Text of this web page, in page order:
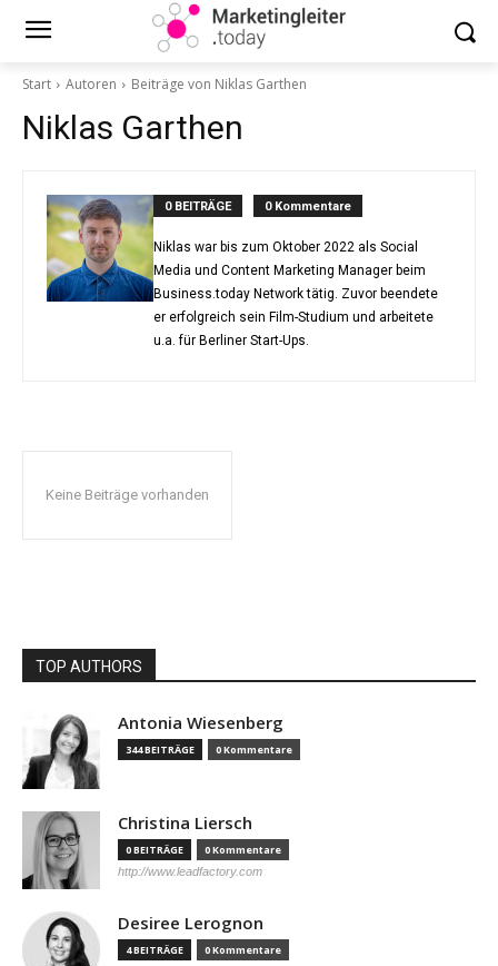
Start Autoren Beiträge von Niklas Garthen
Niklas Garthen
0 BEITRÄGE 0 Kommentare
Niklas war bis zum Oktober 2022 als Social
Media und Content Marketing Manager beim
Business.today Network tätig. Zuvor beendete
er erfolgreich sein Film-Studium und arbeitete
u.a. für Berliner Start-Ups.
Keine Beiträge vorhanden
TOP AUTHORS
Antonia Wiesenberg
344 BEITRÄGE 0 Kommentare
Christina Liersch
0 BEITRÄGE 0 Kommentare
http://www.leadfactory.com
Desiree Lerognon
4 BEITRÄGE 0 Kommentare